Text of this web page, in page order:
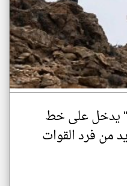
يدخل على خط
من فرد القوات